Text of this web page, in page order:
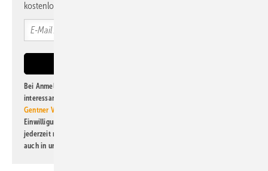
kostenlos direkt ins Postfach.
Bei Anmeldung zu diesem Newsletter bin ich damit einverstanden, über
interessante Verlags- und Online-Angebote
Gentner Verlag GmbH & Co. KG
Einwilligung kann ich jederzeit widerrufen und eine Abmeldung ist
jederzeit möglich. Informationen zum Umgang mit Daten finden Sie
auch in unserer